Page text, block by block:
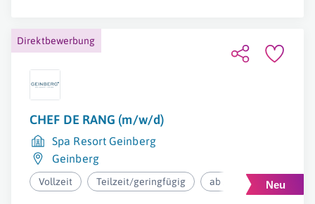
Direktbewerbung
CHEF DE RANG (m/w/d)
Spa Resort Geinberg
Geinberg
Vollzeit Teilzeit/geringfügig ab 2.500€ pro Monat